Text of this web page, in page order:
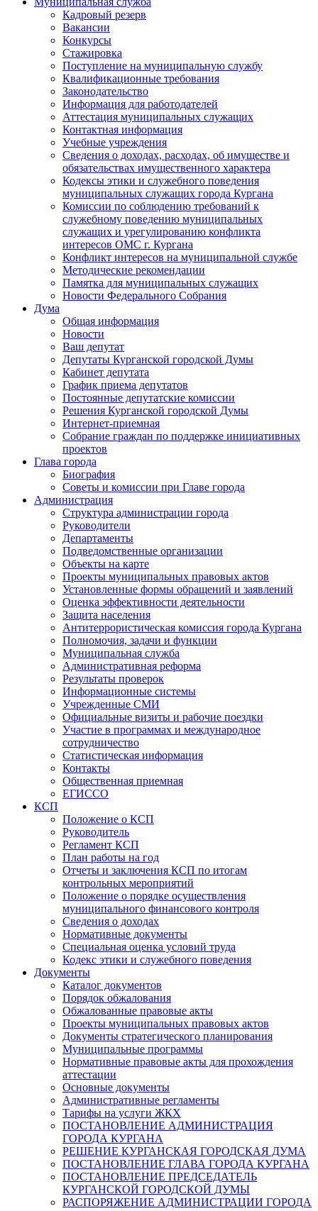
Кадровый резерв
Вакансии
Конкурсы
Стажировка
Поступление на муниципальную службу
Квалификационные требования
Законодательство
Информация для работодателей
Аттестация муниципальных служащих
Контактная информация
Учебные учреждения
Сведения о доходах, расходах, об имуществе и
обязательствах имущественного характера
Кодексы этики и служебного поведения
муниципальных служащих города Кургана
Комиссии по соблюдению требований к
служебному поведению муниципальных
служащих и урегулированию конфликта
интересов ОМС г. Кургана
Конфликт интересов на муниципальной службе
Методические рекомендации
Памятка для муниципальных служащих
Новости Федерального Cобрания
Дума
Общая информация
Новости
Ваш депутат
Депутаты Курганской городской Думы
Кабинет депутата
График приема депутатов
Постоянные депутатские комиссии
Решения Курганской городской Думы
Интернет-приемная
Собрание граждан по поддержке инициативных
проектов
Глава города
Биография
Советы и комиссии при Главе города
Администрация
Структура администрации города
Руководители
Департаменты
Подведомственные организации
Объекты на карте
Проекты муниципальных правовых актов
Установленные формы обращений и заявлений
Оценка эффективности деятельности
Защита населения
Антитеррористическая комиссия города Кургана
Полномочия, задачи и функции
Муниципальная служба
Административная реформа
Результаты проверок
Информационные системы
Учрежденные СМИ
Официальные визиты и рабочие поездки
Участие в программах и международное
сотрудничество
Статистическая информация
Контакты
Общественная приемная
ЕГИССО
КСП
Положение о КСП
Руководитель
Регламент КСП
План работы на год
Отчеты и заключения КСП по итогам
контрольных мероприятий
Положение о порядке осуществления
муниципального финансового контроля
Сведения о доходах
Нормативные документы
Специальная оценка условий труда
Кодекс этики и служебного поведения
Документы
Каталог документов
Порядок обжалования
Обжалованные правовые акты
Проекты муниципальных правовых актов
Документы стратегического планирования
Муниципальные программы
Нормативные правовые акты для прохождения
аттестации
Основные документы
Административные регламенты
Тарифы на услуги ЖКХ
ПОСТАНОВЛЕНИЕ АДМИНИСТРАЦИЯ
ГОРОДА КУРГАНА
РЕШЕНИЕ КУРГАНСКАЯ ГОРОДСКАЯ ДУМА
ПОСТАНОВЛЕНИЕ ГЛАВА ГОРОДА КУРГАНА
ПОСТАНОВЛЕНИЕ ПРЕДСЕДАТЕЛЬ
КУРГАНСКОЙ ГОРОДСКОЙ ДУМЫ
РАСПОРЯЖЕНИЕ АДМИНИСТРАЦИИ ГОРОДА